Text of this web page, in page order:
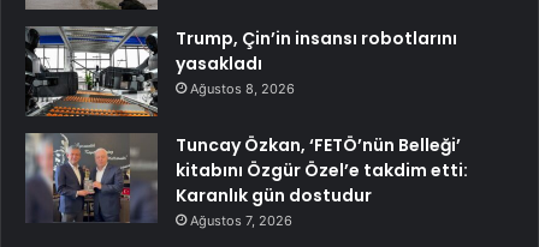
Trump, Çin’in insansı robotlarını
yasakladı
Ağustos 8, 2026
Tuncay Özkan, ‘FETÖ’nün Belleği’
kitabını Özgür Özel’e takdim etti:
Karanlık gün dostudur
Ağustos 7, 2026